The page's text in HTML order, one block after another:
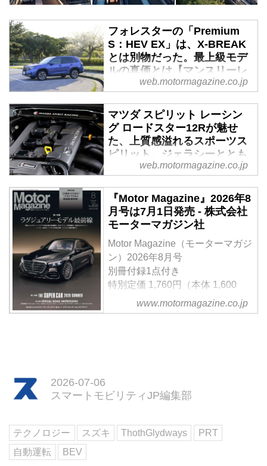
フォレスターの「Premium
S：HEV EX」は、X-BREAK
とは別物だった。最上級モデ
ルの真価とは【マンスリーレ
ポート／3】 - Webモーター
マンスリーレポート第3回は、
SUBARUフォレスター S：HEV
モデルのトップグレードとなる
「Premium S：HEV EX」を試乗
する。前回のX-BREAK S：HEV
しながら、その印象は大きく異な
っていた。上質な内外装に加え、
高速巡航で際立つ快適性と安定感
にも注目しながら、最上級仕様な
らではの魅力を検証してみた。
（Motor Magazine 2026年6月号に
掲載した内容をWeb用に再編集）
web.motormagazine.co.jp
マツダ スピリット レーシン
グ ロードスター12Rが魅せ
た、上質感溢れるスポーツス
ピリット。ジェラシーととも
に第二弾への期待が募る！ -
モータースポーツ由来のサブブラ
ンドとして初めての市販モデルと
して誕生した「マツダ スピリッ
ト レーシング ロードスター
（MAZDA SPIRIT RACING
ROADSTER）」。中でもわずか
200台限定となる「12R」には、
な想いを抱いていることだろう。
web.motormagazine.co.jp
『Motor Magazine』2026年8
月号は7月1日発売 - 株式会社
モーターマガジン社
Motor Magazine（モーターマガジ
ン）2026年8月号
別冊付録1点付き
特別定価 1,760円（本体 1,600
【第一特集】「ラグジュアリーモ
【別冊付録】この夏食べたい「ド
＜内容紹介＞
www.motormagazine.co.jp
2026-07-06
スマートモビリティJP編集部
テクノロジー スズキ ThothGlydways
PRT
自動運転
BEV